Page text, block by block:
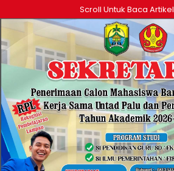
ke
konten
Scroll Untuk Baca Artikel